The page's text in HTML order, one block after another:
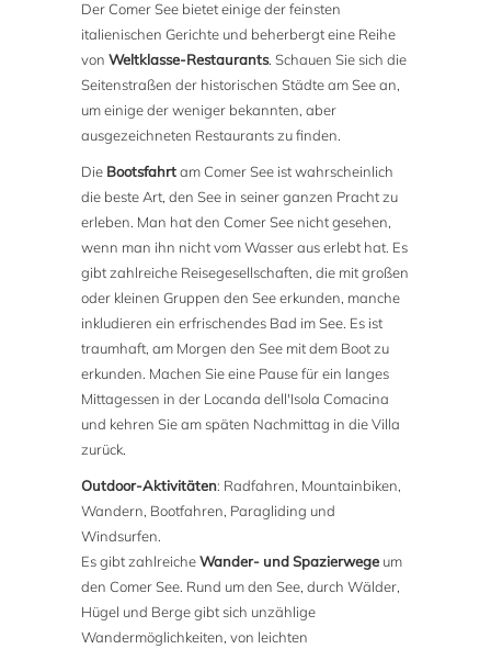
Der Comer See bietet einige der feinsten
italienischen Gerichte und beherbergt eine Reihe
vonWeltklasse-Restaurants. Schauen Sie sich die
Seitenstraßen der historischen Städte am See an,
um einige der weniger bekannten, aber
ausgezeichneten Restaurants zu finden.
Die Bootsfahrtam Comer See ist wahrscheinlich
die beste Art, den See in seiner ganzen Pracht zu
erleben. Man hat den Comer See nicht gesehen,
wenn man ihn nicht vom Wasser aus erlebt hat. Es
gibt zahlreiche Reisegesellschaften, die mit großen
oder kleinen Gruppen den See erkunden, manche
inkludieren ein erfrischendes Bad im See. Es ist
traumhaft, am Morgen den See mit dem Boot zu
erkunden. Machen Sie eine Pause für ein langes
Mittagessen in der Locanda dell'Isola Comacina
und kehren Sie am späten Nachmittag in die Villa
zurück.
Outdoor-Aktivitäten: Radfahren, Mountainbiken,
Wandern, Bootfahren, Paragliding und
Windsurfen.
Es gibt zahlreicheWander- und Spazierwege um
den Comer See. Rund um den See, durch Wälder,
Hügel und Berge gibt sich unzählige
Wandermöglichkeiten, von leichten